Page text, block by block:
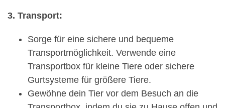
3. Transport:
Sorge für eine sichere und bequeme
Transportmöglichkeit. Verwende eine
Transportbox für kleine Tiere oder sichere
Gurtsysteme für größere Tiere.
Gewöhne dein Tier vor dem Besuch an die